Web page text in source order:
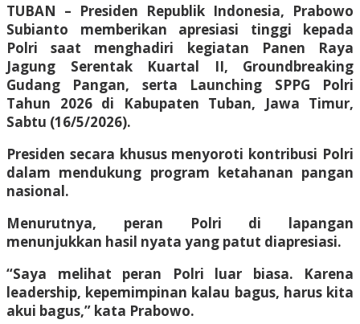
TUBAN – Presiden Republik Indonesia, Prabowo
Subianto memberikan apresiasi tinggi kepada
Polri saat menghadiri kegiatan Panen Raya
Jagung Serentak Kuartal II, Groundbreaking
Gudang Pangan, serta Launching SPPG Polri
Tahun 2026 di Kabupaten Tuban, Jawa Timur,
Sabtu (16/5/2026).
Presiden secara khusus menyoroti kontribusi Polri
dalam mendukung program ketahanan pangan
nasional.
Menurutnya, peran Polri di lapangan
menunjukkan hasil nyata yang patut diapresiasi.
“Saya melihat peran Polri luar biasa. Karena
leadership, kepemimpinan kalau bagus, harus kita
akui bagus,” kata Prabowo.